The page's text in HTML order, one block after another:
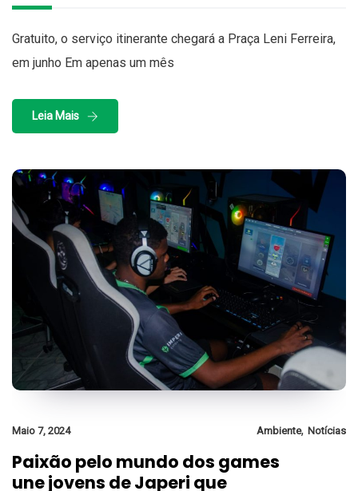
Gratuito, o serviço itinerante chegará a Praça Leni Ferreira,
em junho Em apenas um mês
Leia Mais
Maio 7, 2024 Ambiente, Notícias
Paixão pelo mundo dos games
une jovens de Japeri que